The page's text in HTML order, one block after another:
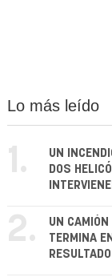
Lo más leído
1.
UN
DOS
2.
UN
TERMINA